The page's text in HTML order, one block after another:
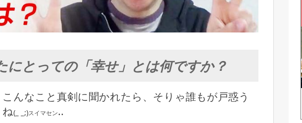
にとっての「幸せ」とは何ですか？
んなこと真剣に聞かれたら、そりゃ誰もが戸惑う
(_ _;)スイマセン..